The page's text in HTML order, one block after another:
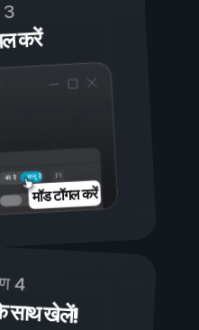
3
करें
चालू है
बंद है
मॉड टॉगल करें
4
साथ खेलें!